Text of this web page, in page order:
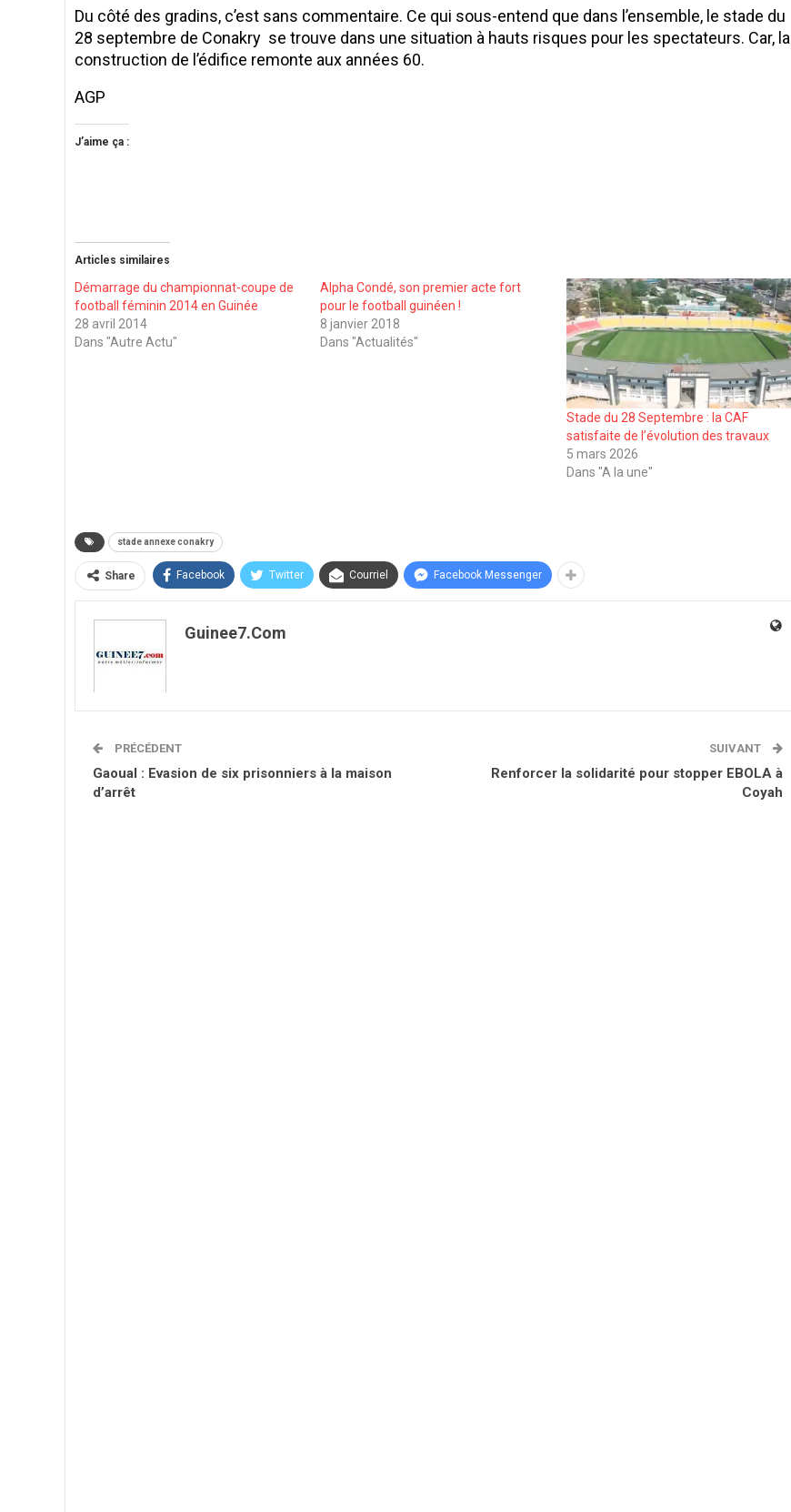
Du côté des gradins, c’est sans commentaire. Ce qui sous-entend que dans l’ensemble, le stade du
28 septembre de Conakry se trouve dans une situation à hauts risques pour les spectateurs. Car, la
construction de l’édifice remonte aux années 60.
AGP
J’aime ça :
Articles similaires
Démarrage du championnat-coupe de
football féminin 2014 en Guinée
28 avril 2014
Dans "Autre Actu"
Alpha Condé, son premier acte fort
pour le football guinéen !
8 janvier 2018
Dans "Actualités"
Stade du 28 Septembre : la CAF
satisfaite de l’évolution des travaux
5 mars 2026
Dans "A la une"
stade annexe conakry
Share Facebook Twitter Courriel Facebook Messenger
Guinee7.com
PRÉCÉDENT
Gaoual : Evasion de six prisonniers à la maison
d’arrêt
SUIVANT
Renforcer la solidarité pour stopper EBOLA à
Coyah